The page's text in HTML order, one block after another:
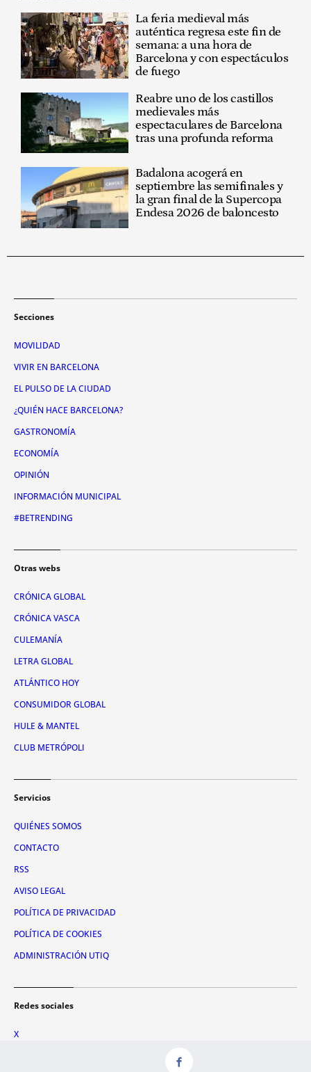
La feria medieval más
auténtica regresa este fin de
semana: a una hora de
Barcelona y con espectáculos
de fuego
Reabre uno de los castillos
medievales más
espectaculares de Barcelona
tras una profunda reforma
Badalona acogerá en
septiembre las semifinales y
la gran final de la Supercopa
Endesa 2026 de baloncesto
Secciones
MOVILIDAD
VIVIR EN BARCELONA
EL PULSO DE LA CIUDAD
¿QUIÉN HACE BARCELONA?
GASTRONOMÍA
ECONOMÍA
OPINIÓN
INFORMACIÓN MUNICIPAL
#BETRENDING
Otras webs
CRÓNICA GLOBAL
CRÓNICA VASCA
CULEMANÍA
LETRA GLOBAL
ATLÁNTICO HOY
CONSUMIDOR GLOBAL
HULE & MANTEL
CLUB METRÓPOLI
Servicios
QUIÉNES SOMOS
CONTACTO
RSS
AVISO LEGAL
POLÍTICA DE PRIVACIDAD
POLÍTICA DE COOKIES
ADMINISTRACIÓN UTIQ
Redes sociales
X